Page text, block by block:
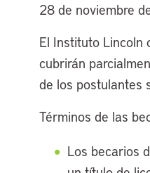
28 de noviembre
El Instituto Lincoln
cubrirán
de los postulantes
Términos de las
Los becarios